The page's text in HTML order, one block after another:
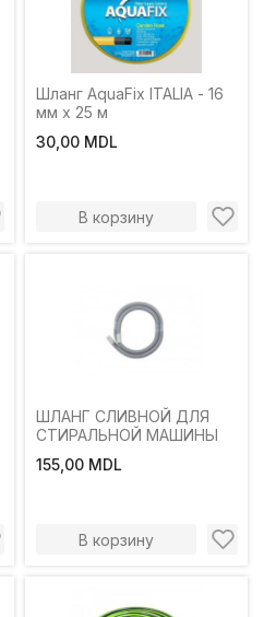
Шланг AquaFix ITALIA - 16
мм x 25 м
30,00 MDL
В корзину
ШЛАНГ СЛИВНОЙ ДЛЯ
СТИРАЛЬНОЙ МАШИНЫ
155,00 MDL
В корзину